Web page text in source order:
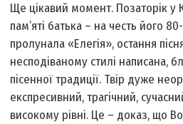
Ще цікавий момент. Позаторік у
пам’яті батька – на честь його
пролунала «Елегія», остання
несподіваному стилі написана,
пісенної традиції. Твір дуже
експресивний, трагічний,
високому рівні. Це – доказ, що